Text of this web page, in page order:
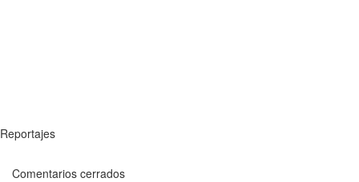
Reportajes
Comentarios cerrados